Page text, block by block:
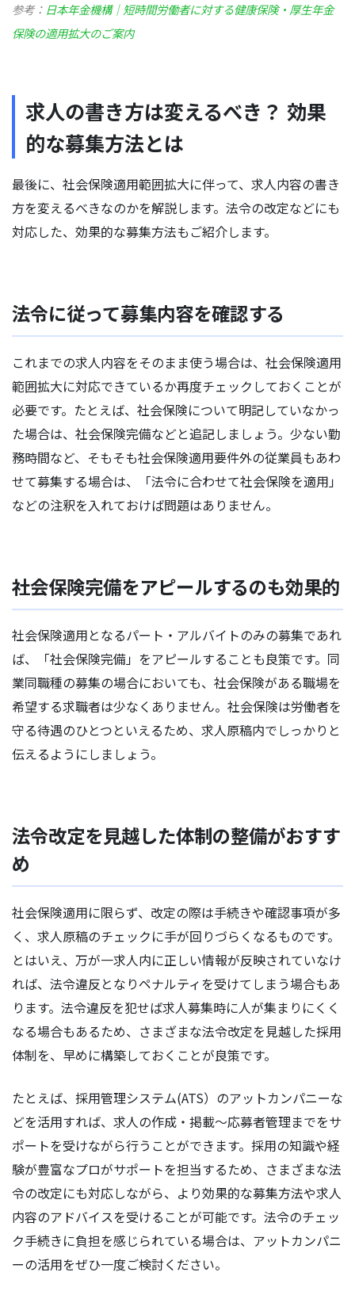
参考： 日本年金機構｜短時間労働者に対する健康保険・厚生年金
保険の適用拡大のご案内
求人の書き方は変えるべき？ 効果
的な募集方法とは
最後に、社会保険適用範囲拡大に伴って、求人内容の書き
方を変えるべきなのかを解説します。法令の改定などにも
対応した、効果的な募集方法もご紹介します。
法令に従って募集内容を確認する
これまでの求人内容をそのまま使う場合は、社会保険適用
範囲拡大に対応できているか再度チェックしておくことが
必要です。たとえば、社会保険について明記していなかっ
た場合は、社会保険完備などと追記しましょう。少ない勤
務時間など、そもそも社会保険適用要件外の従業員もあわ
せて募集する場合は、「法令に合わせて社会保険を適用」
などの注釈を入れておけば問題はありません。
社会保険完備をアピールするのも効果的
社会保険適用となるパート・アルバイトのみの募集であれ
ば、「社会保険完備」をアピールすることも良策です。同
業同職種の募集の場合においても、社会保険がある職場を
希望する求職者は少なくありません。社会保険は労働者を
守る待遇のひとつといえるため、求人原稿内でしっかりと
伝えるようにしましょう。
法令改定を見越した体制の整備がおすす
め
社会保険適用に限らず、改定の際は手続きや確認事項が多
く、求人原稿のチェックに手が回りづらくなるものです。
とはいえ、万が一求人内に正しい情報が反映されていなけ
れば、法令違反となりペナルティを受けてしまう場合もあ
ります。法令違反を犯せば求人募集時に人が集まりにくく
なる場合もあるため、さまざまな法令改定を見越した採用
体制を、早めに構築しておくことが良策です。
たとえば、採用管理システム(ATS）のアットカンパニーな
どを活用すれば、求人の作成・掲載～応募者管理までをサ
ポートを受けながら行うことができます。採用の知識や経
験が豊富なプロがサポートを担当するため、さまざまな法
令の改定にも対応しながら、より効果的な募集方法や求人
内容のアドバイスを受けることが可能です。法令のチェッ
ク手続きに負担を感じられている場合は、アットカンパニ
ーの活用をぜひ一度ご検討ください。